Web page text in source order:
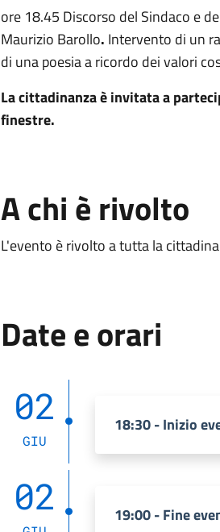
ore 18.45 Discorso del Sindaco e
Maurizio Barollo. Intervento di un
di una poesia a ricordo dei valori
La cittadinanza è invitata a
finestre.
A chi è rivolto
L'evento è rivolto a tutta la
Date e orari
02
GIU
18:30 - Inizio
02 19:00 - Fine